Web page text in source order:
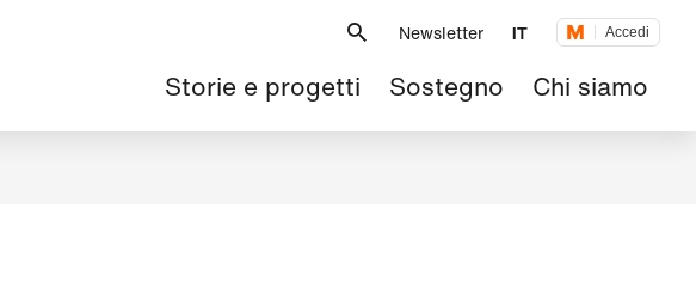
Newsletter IT Accedi
Navigazione
principale
Storie e progetti Sostegno Chi siamo